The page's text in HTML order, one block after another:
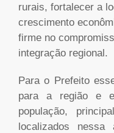
rurais, fortalecer a
crescimento
firme no
integração regional.
Para o Prefeito
para a região e
população,
localizados